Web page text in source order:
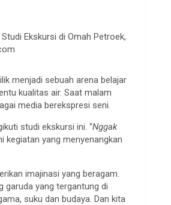
Ekskursi di Omah Petroek,
menjadi sebuah arena belajar
kualitas air. Saat malam
media berekspresi seni.
studi ekskursi ini. “Nggak
kegiatan yang menyenangkan
imajinasi yang beragam.
garuda yang tergantung di
suku dan budaya. Dan kita